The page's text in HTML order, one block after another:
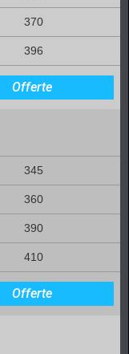
370
396
Offerte
345
360
390
410
Offerte